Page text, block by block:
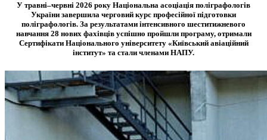
У травні–червні 2026 року Національна асоціація поліграфологів
України завершила черговий курс професійної підготовки
поліграфологів. За результатами інтенсивного шеститижневого
навчання 28 нових фахівцівуспішно пройшли програму, отримали
Сертифікати Національного університету «Київський авіаційний
інститут» та стали членами НАПУ.